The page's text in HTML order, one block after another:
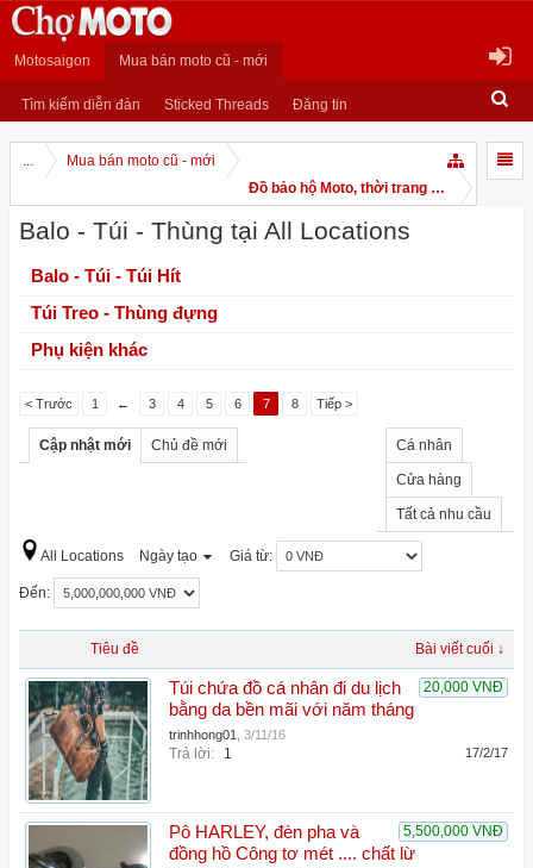
Motosaigon Mua bán moto cũ - mới
Tìm kiếm diễn đàn Sticked Threads Đăng tin
...
Mua bán moto cũ - mới
Đồ bảo hộ Moto, thời trang Moto
Balo - Túi - Thùng tại All Locations
Balo - Túi - Túi Hít
Túi Treo - Thùng đựng
Phụ kiện khác
< Trước 1 ← 3 4 5 6 7 8 Tiếp >
Cập nhật mới Chủ đề mới Cá nhân
Cửa hàng
Tất cả nhu cầu
All Locations Ngày tạo Giá từ:
Đến:
Tiêu đề Bài viết cuối ↓
20,000 VNĐ
Túi chứa đồ cá nhân đi du lịch
bằng da bền mãi với năm tháng
trinhhong01 3/11/16
Trả lời: 1 17/2/17
5,500,000 VNĐ
Pô HARLEY, đèn pha và
đồng hồ Công tơ mét .... chất lừ